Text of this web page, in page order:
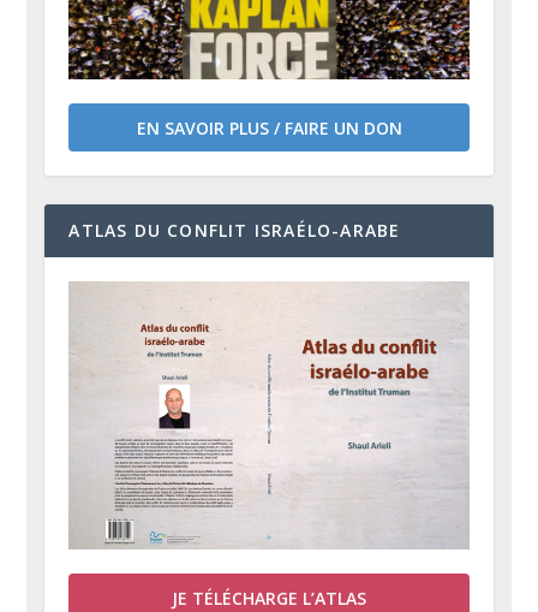
EN SAVOIR PLUS / FAIRE UN DON
ATLAS DU CONFLIT ISRAÉLO-ARABE
JE TÉLÉCHARGE L’ATLAS